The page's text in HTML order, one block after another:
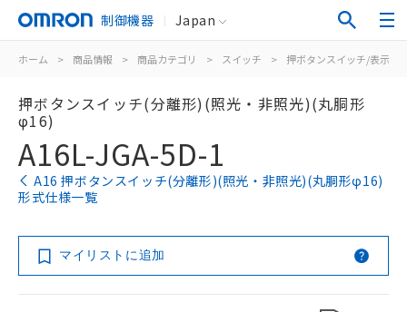
制御機器 Japan
ホーム > 商品情報 > 商品カテゴリ > スイッチ > 押ボタンスイッチ/表示灯
押ボタンスイッチ(分離形)(照光・非照光)(丸胴形
φ16)
A16L-JGA-5D-1
A16 押ボタンスイッチ(分離形)(照光・非照光)(丸胴形φ16)
形式仕様一覧
マイリストに追加